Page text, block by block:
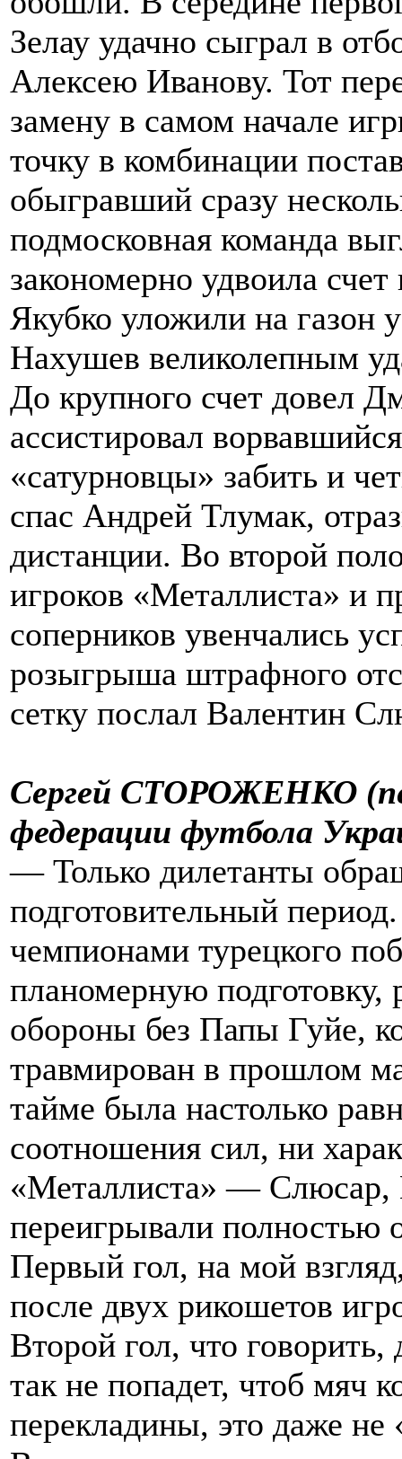
Зелау удачно сыграл в
Алексею Иванову. Тот
замену в самом начале
точку в комбинации
обыгравший сразу
подмосковная команда
закономерно удвоила
Якубко уложили на газон
Нахушев великолепным
До крупного счет довел
ассистировал
«сатурновцы» забить и
спас Андрей Тлумак,
дистанции. Во второй
игроков «Металлиста» и
соперников увенчались
розыгрыша штрафного
сетку послал Валентин
Сергей СТОРОЖЕНКО
федерации футбола
— Только дилетанты
подготовительный
чемпионами турецкого
планомерную подготовку,
обороны без Папы Гуйе,
травмирован в прошлом
тайме была настолько
соотношения сил, ни
«Металлиста» — Слюсар,
переигрывали полностью
Первый гол, на мой
после двух рикошетов
Второй гол, что говорить,
так не попадет, чтоб мяч
перекладины, это даже не